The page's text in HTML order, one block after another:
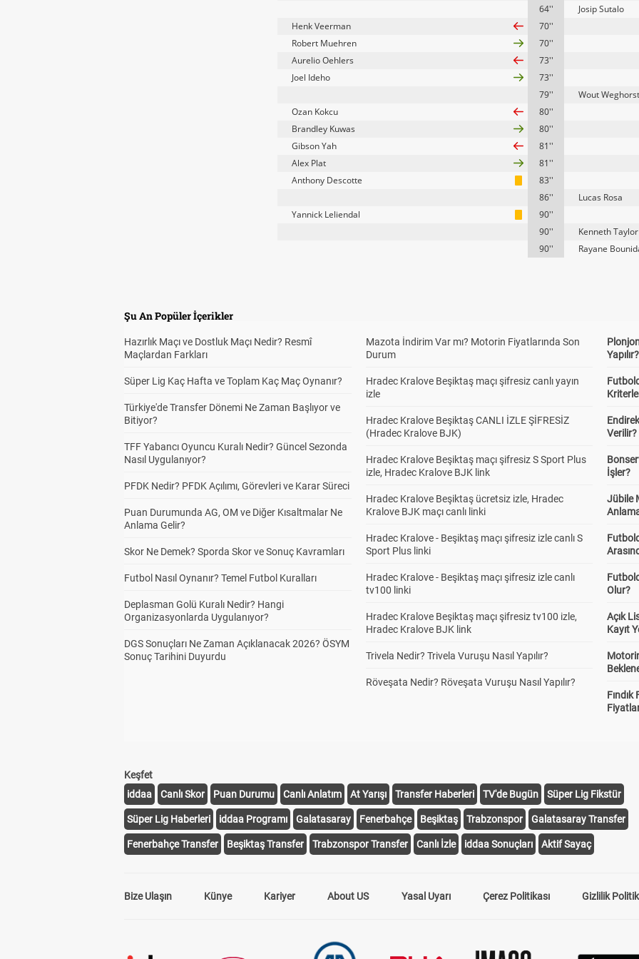
64''
Josip Sutalo
Henk Veerman
70''
Robert Muehren
70''
Aurelio Oehlers
73''
Joel Ideho
73''
79''
Wout Weghorst
Ozan Kokcu
80''
Brandley Kuwas
80''
Gibson Yah
81''
Alex Plat
81''
Anthony Descotte
83''
86''
Lucas Rosa
Yannick Leliendal
90''
90''
Kenneth Taylor
90''
Rayane
Şu An Popüler İçerikler
Hazırlık Maçı ve Dostluk Maçı Nedir? Resmî
Maçlardan Farkları
Süper Lig Kaç Hafta ve Toplam Kaç Maç Oynanır?
Türkiye'de Transfer Dönemi Ne Zaman Başlıyor ve
Bitiyor?
TFF Yabancı Oyuncu Kuralı Nedir? Güncel Sezonda
Nasıl Uygulanıyor?
PFDK Nedir? PFDK Açılımı, Görevleri ve Karar Süreci
Puan Durumunda AG, OM ve Diğer Kısaltmalar Ne
Anlama Gelir?
Skor Ne Demek? Sporda Skor ve Sonuç Kavramları
Futbol Nasıl Oynanır? Temel Futbol Kuralları
Deplasman Golü Kuralı Nedir? Hangi
Organizasyonlarda Uygulanıyor?
DGS Sonuçları Ne Zaman Açıklanacak 2026? ÖSYM
Sonuç Tarihini Duyurdu
Mazota İndirim Var mı? Motorin Fiyatlarında Son
Durum
Hradec Kralove Beşiktaş maçı şifresiz canlı yayın
izle
Hradec Kralove Beşiktaş CANLI İZLE ŞİFRESİZ
(Hradec Kralove BJK)
Hradec Kralove Beşiktaş maçı şifresiz S Sport Plus
izle, Hradec Kralove BJK link
Hradec Kralove Beşiktaş ücretsiz izle, Hradec
Kralove BJK maçı canlı linki
Hradec Kralove - Beşiktaş maçı şifresiz izle canlı S
Sport Plus linki
Hradec Kralove - Beşiktaş maçı şifresiz izle canlı
tv100 linki
Hradec Kralove Beşiktaş maçı şifresiz tv100 izle,
Hradec Kralove BJK link
Trivela Nedir? Trivela Vuruşu Nasıl Yapılır?
Röveşata Nedir? Röveşata Vuruşu Nasıl Yapılır?
Yapılır?
Verilir?
İşler?
Jübile
Olur?
Açık
Kayıt
Fındık
Keşfet
iddaa
Canlı Skor Puan Durumu Canlı Anlatım At Yarışı Transfer Haberleri TV'de Bugün Süper Lig Fikstür
Süper Lig Haberleri iddaa Programı Galatasaray Fenerbahçe Beşiktaş Trabzonspor Galatasaray Transfer
Fenerbahçe Transfer Beşiktaş Transfer Trabzonspor Transfer Canlı İzle iddaa Sonuçları Aktif Sayaç
Bize Ulaşın Künye Kariyer About US Yasal Uyarı Çerez Politikası Gizlilik